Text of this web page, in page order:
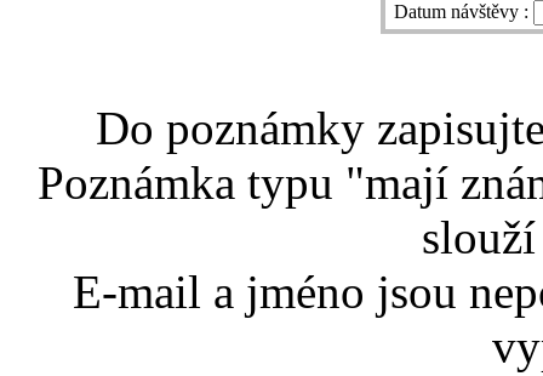
Datum návštěvy :
Do poznámky
Poznámka typu "mají
E-mail a jméno jsou